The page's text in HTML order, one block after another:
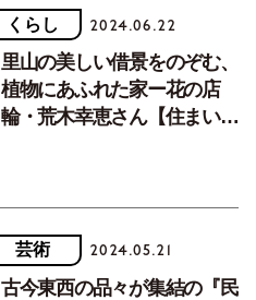
くらし 2024.06.22
里山の美しい借景をのぞむ、
植物にあふれた家ー花の店
輪・荒木幸恵さん【住まいと
芸術 2024.05.21
古今東西の品々が集結の『民